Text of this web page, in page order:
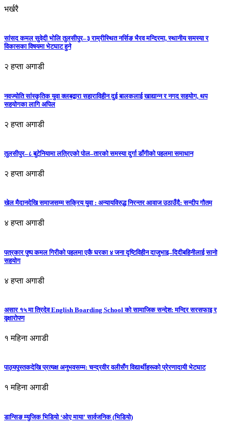
भर्खरै
सांसद कमल सुवेदी भोलि तुलसीपुर–३ राम्रीस्थित नर्सिङ भैरव मन्दिरमा, स्थानीय समस्या र
विकासका विषयमा भेटघाट हुने
२ हप्ता अगाडी
नवज्योति सांस्कृतिक युवा क्लबद्वारा सहाराविहीन दुई बालकलाई खाद्यान्न र नगद सहयोग, थप
सहयोगका लागि अपिल
२ हप्ता अगाडी
तुलसीपुर–८ बुटेनियामा लत्रिएको पोल–तारको समस्या दुर्गा डाँगीको पहलमा समाधान
२ हप्ता अगाडी
खेल मैदानदेखि समाजसम्म सक्रिय युवा : अन्यायविरुद्ध निरन्तर आवाज उठाउँदै: सन्दीप गौतम
४ हप्ता अगाडी
पत्रकार पुष्प कमल गिरीको पहलमा एकै घरका ४ जना दृष्टिविहीन दाजुभाइ–दिदीबहिनीलाई सानो
सहयोग
४ हप्ता अगाडी
असार १५ मा त्रिदेव English Boarding School को सामाजिक सन्देश: मन्दिर सरसफाइ र
वृक्षारोपण
१ महिना अगाडी
पाठ्यपुस्तकदेखि प्रत्यक्ष अनुभवसम्म: चन्द्रवीर वलीसँग विद्यार्थीहरूको प्रेरणादायी भेटघाट
१ महिना अगाडी
डान्सिङ म्युजिक भिडियो ‘ओए माया’ सार्वजनिक (भिडियो)